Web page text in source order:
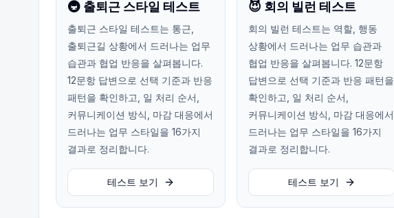
🚇 출퇴근 스타일 테스트
출퇴근 스타일 테스트는 통근,
출퇴근길 상황에서 드러나는 업무
습관과 협업 반응을 살펴봅니다.
12문항 답변으로 선택 기준과 반응
패턴을 확인하고, 일 처리 순서,
커뮤니케이션 방식, 마감 대응에서
드러나는 업무 스타일을 16가지
결과로 정리합니다.
테스트 보기
😈 회의 빌런 테스트
회의 빌런 테스트는 역할, 행동
상황에서 드러나는 업무 습관과
협업 반응을 살펴봅니다. 12문항
답변으로 선택 기준과 반응 패턴을
확인하고, 일 처리 순서,
커뮤니케이션 방식, 마감 대응에서
드러나는 업무 스타일을 16가지
결과로 정리합니다.
테스트 보기